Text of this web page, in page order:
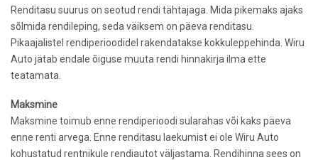
Renditasu suurus o­n seotud rendi tähtajaga. Mida pikemaks ajaks
sõlmida rendileping, seda väiksem o­n päeva renditasu.
Pikaajalistel rendiperioodidel rakendatakse kokkuleppehinda. Wiru
Auto jätab endale õiguse muuta rendi hinnakirja ilma ette
teatamata.
Maksmine
Maksmine toimub enne rendiperioodi sularahas või kaks päeva
enne renti arvega. Enne renditasu laekumist ei ole Wiru Auto
kohustatud rentnikule rendiautot väljastama. Rendihinna sees o­n